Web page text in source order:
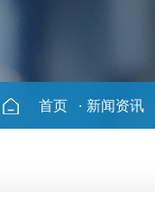
首页 · 新闻资讯